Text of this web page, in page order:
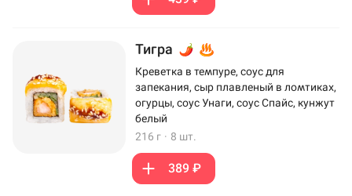
Тигра
Креветка в темпуре, соус для
запекания, сыр плавленый в ломтиках,
огурцы, соус Унаги, соус Спайс, кунжут
белый
216 г · 8 шт.
389 ₽